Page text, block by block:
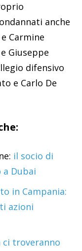
anche
Carmine
Giuseppe
difensivo
e Carlo De
il socio di
Dubai
in Campania:
azioni
ci troveranno